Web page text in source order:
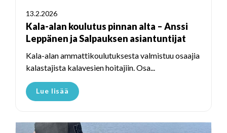
13.2.2026
Kala-alan koulutus pinnan alta – Anssi
Leppänen ja Salpauksen asiantuntijat
Kala-alan ammattikoulutuksesta valmistuu osaajia
kalastajista kalavesien hoitajiin. Osa...
Lue lisää